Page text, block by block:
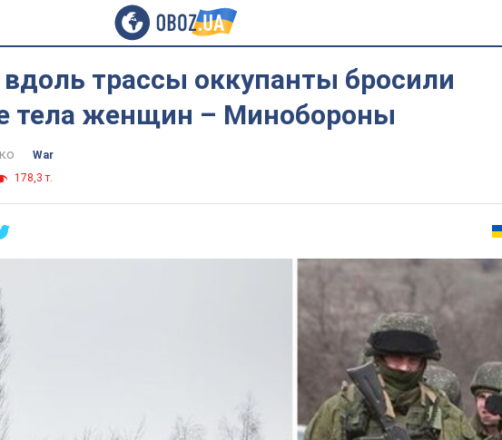
трассы оккупанты бросили
тела женщин – Минобороны
War
178,3 т.